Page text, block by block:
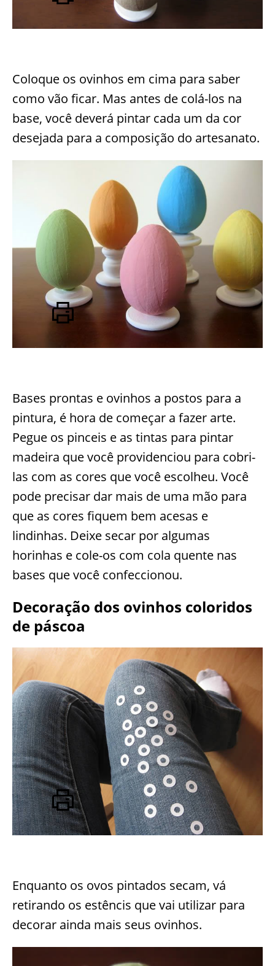
Coloque os ovinhos em cima para saber
como vão ficar. Mas antes de colá-los na
base, você deverá pintar cada um da cor
desejada para a composição do artesanato.
Bases prontas e ovinhos a postos para a
pintura, é hora de começar a fazer arte.
Pegue os pinceis e as tintas para pintar
madeira que você providenciou para cobri-
las com as cores que você escolheu. Você
pode precisar dar mais de uma mão para
que as cores fiquem bem acesas e
lindinhas. Deixe secar por algumas
horinhas e cole-os com cola quente nas
bases que você confeccionou.
Decoração dos ovinhos coloridos
de páscoa
Enquanto os ovos pintados secam, vá
retirando os estêncis que vai utilizar para
decorar ainda mais seus ovinhos.